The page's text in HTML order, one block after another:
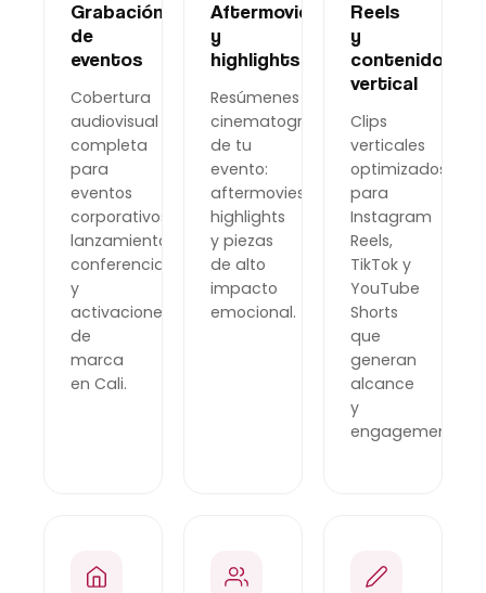
Grabación
de
eventos
Cobertura
audiovisual
completa
para
eventos
corporativos,
lanzamientos,
conferencias
y
activaciones
de
marca
en Cali.
Aftermovies
y
highlights
Resúmenes
cinematográficos
de tu
evento:
aftermovies,
highlights
y piezas
de alto
impacto
emocional.
Reels
y
contenido
vertical
Clips
verticales
optimizados
para
Instagram
Reels,
TikTok y
YouTube
Shorts
que
generan
alcance
y
engagement.